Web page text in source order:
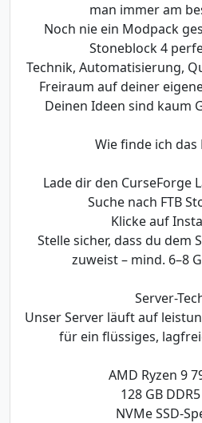
man immer am
Noch nie ein Modpack
Stoneblock 4
Technik, Automatisierung,
Freiraum auf deiner
Deinen Ideen sind kaum
Wie finde ich das
Lade dir den CurseForge
Suche nach FTB
Klicke auf
Stelle sicher, dass du dem
zuweist – mind. 6–8
Server-
Unser Server läuft auf
für ein flüssiges,
AMD Ryzen 9
128 GB
NVMe SSD-